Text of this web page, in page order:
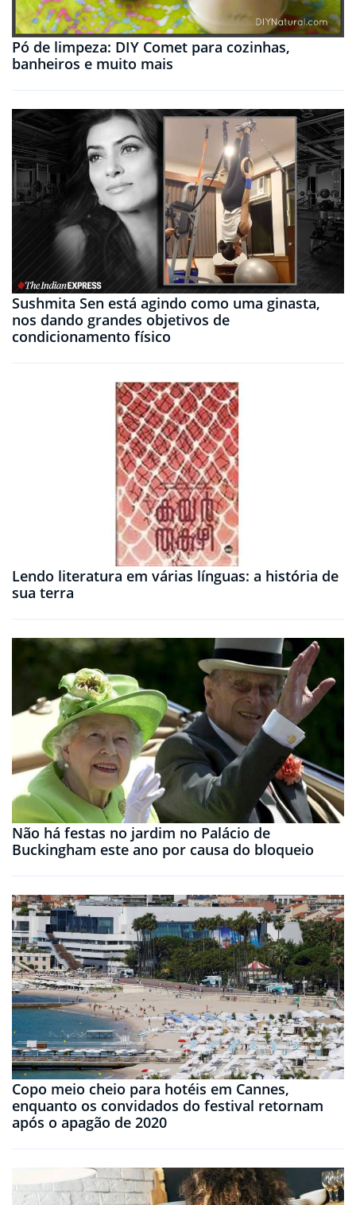
Pó de limpeza: DIY Comet para cozinhas,
banheiros e muito mais
Sushmita Sen está agindo como uma ginasta,
nos dando grandes objetivos de
condicionamento físico
Lendo literatura em várias línguas: a história de
sua terra
Não há festas no jardim no Palácio de
Buckingham este ano por causa do bloqueio
Copo meio cheio para hotéis em Cannes,
enquanto os convidados do festival retornam
após o apagão de 2020